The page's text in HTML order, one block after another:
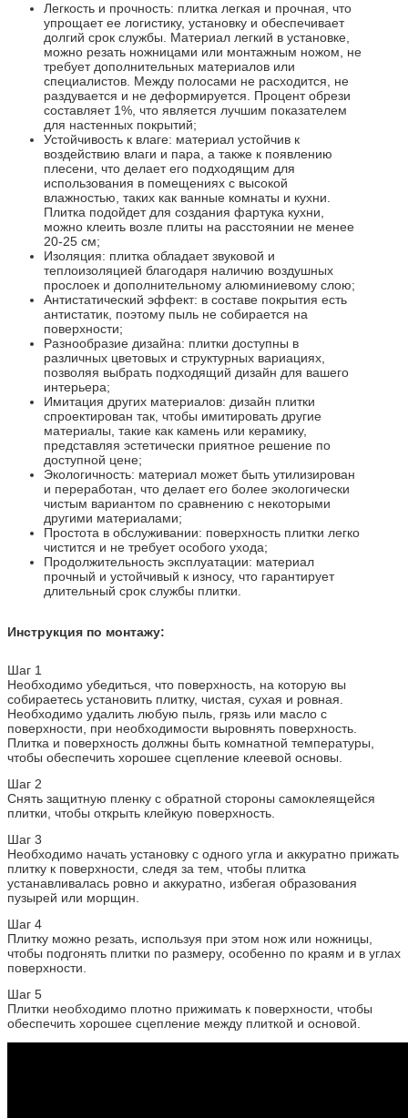
Легкость и прочность: плитка легкая и прочная, что
упрощает ее логистику, установку и обеспечивает
долгий срок службы. Материал легкий в установке,
можно резать ножницами или монтажным ножом, не
требует дополнительных материалов или
специалистов. Между полосами не расходится, не
раздувается и не деформируется. Процент обрези
составляет 1%, что является лучшим показателем
для настенных покрытий;
Устойчивость к влаге: материал устойчив к
воздействию влаги и пара, а также к появлению
плесени, что делает его подходящим для
использования в помещениях с высокой
влажностью, таких как ванные комнаты и кухни.
Плитка подойдет для создания фартука кухни,
можно клеить возле плиты на расстоянии не менее
20-25 см;
Изоляция: плитка обладает звуковой и
теплоизоляцией благодаря наличию воздушных
прослоек и дополнительному алюминиевому слою;
Антистатический эффект: в составе покрытия есть
антистатик, поэтому пыль не собирается на
поверхности;
Разнообразие дизайна: плитки доступны в
различных цветовых и структурных вариациях,
позволяя выбрать подходящий дизайн для вашего
интерьера;
Имитация других материалов: дизайн плитки
спроектирован так, чтобы имитировать другие
материалы, такие как камень или керамику,
представляя эстетически приятное решение по
доступной цене;
Экологичность: материал может быть утилизирован
и переработан, что делает его более экологически
чистым вариантом по сравнению с некоторыми
другими материалами;
Простота в обслуживании: поверхность плитки легко
чистится и не требует особого ухода;
Продолжительность эксплуатации: материал
прочный и устойчивый к износу, что гарантирует
длительный срок службы плитки.
Инструкция по монтажу:
Шаг 1
Необходимо убедиться, что поверхность, на которую вы
собираетесь установить плитку, чистая, сухая и ровная.
Необходимо удалить любую пыль, грязь или масло с
поверхности, при необходимости выровнять поверхность.
Плитка и поверхность должны быть комнатной температуры,
чтобы обеспечить хорошее сцепление клеевой основы.
Шаг 2
Снять защитную пленку с обратной стороны самоклеящейся
плитки, чтобы открыть клейкую поверхность.
Шаг 3
Необходимо начать установку с одного угла и аккуратно прижать
плитку к поверхности, следя за тем, чтобы плитка
устанавливалась ровно и аккуратно, избегая образования
пузырей или морщин.
Шаг 4
Плитку можно резать, используя при этом нож или ножницы,
чтобы подгонять плитки по размеру, особенно по краям и в углах
поверхности.
Шаг 5
Плитки необходимо плотно прижимать к поверхности, чтобы
обеспечить хорошее сцепление между плиткой и основой.